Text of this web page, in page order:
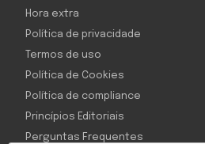
Hora extra
Política de privacidade
Termos de uso
Política de Cookies
Política de compliance
Princípios Editoriais
Perguntas Frequentes